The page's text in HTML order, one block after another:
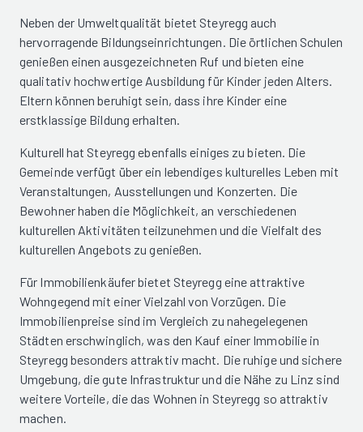
Neben der Umweltqualität bietet Steyregg auch
hervorragende Bildungseinrichtungen. Die örtlichen Schulen
genießen einen ausgezeichneten Ruf und bieten eine
qualitativ hochwertige Ausbildung für Kinder jeden Alters.
Eltern können beruhigt sein, dass ihre Kinder eine
erstklassige Bildung erhalten.
Kulturell hat Steyregg ebenfalls einiges zu bieten. Die
Gemeinde verfügt über ein lebendiges kulturelles Leben mit
Veranstaltungen, Ausstellungen und Konzerten. Die
Bewohner haben die Möglichkeit, an verschiedenen
kulturellen Aktivitäten teilzunehmen und die Vielfalt des
kulturellen Angebots zu genießen.
Für Immobilienkäufer bietet Steyregg eine attraktive
Wohngegend mit einer Vielzahl von Vorzügen. Die
Immobilienpreise sind im Vergleich zu nahegelegenen
Städten erschwinglich, was den Kauf einer Immobilie in
Steyregg besonders attraktiv macht. Die ruhige und sichere
Umgebung, die gute Infrastruktur und die Nähe zu Linz sind
weitere Vorteile, die das Wohnen in Steyregg so attraktiv
machen.